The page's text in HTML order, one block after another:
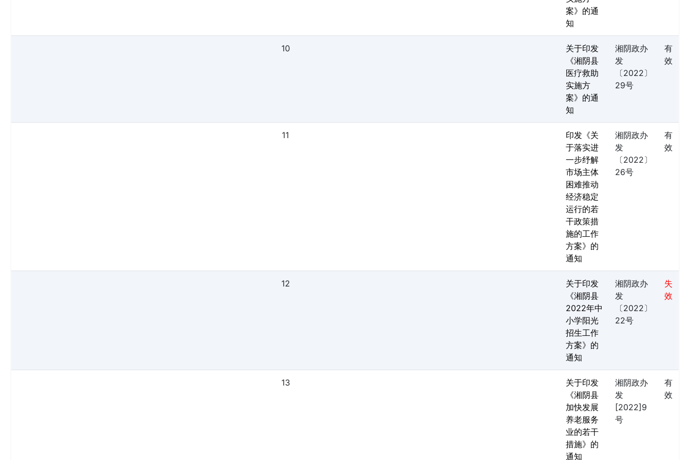
案》的通
知
10
关于印发
《湘阴县
医疗救助
实施方
案》的通
知
湘阴政办
发
〔2022〕
29号
有
效
11
印发《关
于落实进
一步纾解
市场主体
困难推动
经济稳定
运行的若
干政策措
施的工作
方案》的
通知
湘阴政办
发
〔2022〕
26号
有
效
12
关于印发
《湘阴县
2022年中
小学阳光
招生工作
方案》的
通知
湘阴政办
发
〔2022〕
22号
失
效
13
关于印发
《湘阴县
加快发展
养老服务
业的若干
措施》的
通知
湘阴政办
发
[2022]9
号
有
效